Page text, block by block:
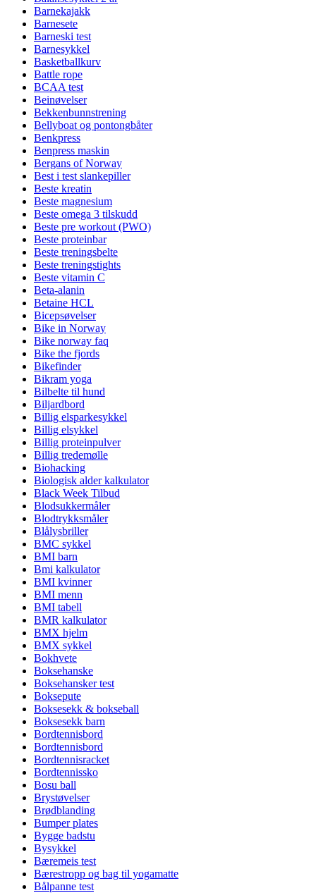
Barnekajakk
Barnesete
Barneski test
Barnesykkel
Basketballkurv
Battle rope
BCAA test
Beinøvelser
Bekkenbunnstrening
Bellyboat og pontongbåter
Benkpress
Benpress maskin
Bergans of Norway
Best i test slankepiller
Beste kreatin
Beste magnesium
Beste omega 3 tilskudd
Beste pre workout (PWO)
Beste proteinbar
Beste treningsbelte
Beste treningstights
Beste vitamin C
Beta-alanin
Betaine HCL
Bicepsøvelser
Bike in Norway
Bike norway faq
Bike the fjords
Bikefinder
Bikram yoga
Bilbelte til hund
Biljardbord
Billig elsparkesykkel
Billig elsykkel
Billig proteinpulver
Billig tredemølle
Biohacking
Biologisk alder kalkulator
Black Week Tilbud
Blodsukkermåler
Blodtrykksmåler
Blålysbriller
BMC sykkel
BMI barn
Bmi kalkulator
BMI kvinner
BMI menn
BMI tabell
BMR kalkulator
BMX hjelm
BMX sykkel
Bokhvete
Boksehanske
Boksehansker test
Boksepute
Boksesekk & bokseball
Boksesekk barn
Bordtennisbord
Bordtennisbord
Bordtennisracket
Bordtennissko
Bosu ball
Brystøvelser
Brødblanding
Bumper plates
Bygge badstu
Bysykkel
Bæremeis test
Bærestropp og bag til yogamatte
Bålpanne test